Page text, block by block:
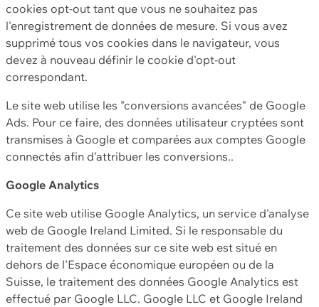
cookies opt-out tant que vous ne souhaitez pas
l'enregistrement de données de mesure. Si vous avez
supprimé tous vos cookies dans le navigateur, vous
devez à nouveau définir le cookie d'opt-out
correspondant.
Le site web utilise les "conversions avancées" de Google
Ads. Pour ce faire, des données utilisateur cryptées sont
transmises à Google et comparées aux comptes Google
connectés afin d'attribuer les conversions..
Google Analytics
Ce site web utilise Google Analytics, un service d'analyse
web de Google Ireland Limited. Si le responsable du
traitement des données sur ce site web est situé en
dehors de l'Espace économique européen ou de la
Suisse, le traitement des données Google Analytics est
effectué par Google LLC. Google LLC et Google Ireland